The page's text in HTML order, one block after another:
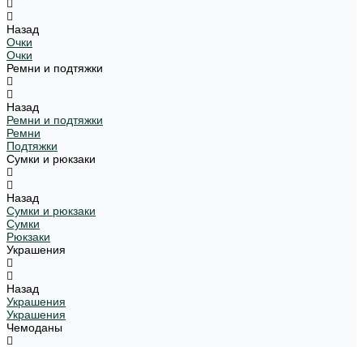
Назад
Очки
Очки
Ремни и подтяжки
Назад
Ремни и подтяжки
Ремни
Подтяжки
Сумки и рюкзаки
Назад
Сумки и рюкзаки
Сумки
Рюкзаки
Украшения
Назад
Украшения
Украшения
Чемоданы